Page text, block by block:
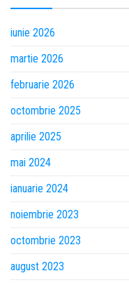
iunie 2026
martie 2026
februarie 2026
octombrie 2025
aprilie 2025
mai 2024
ianuarie 2024
noiembrie 2023
octombrie 2023
august 2023